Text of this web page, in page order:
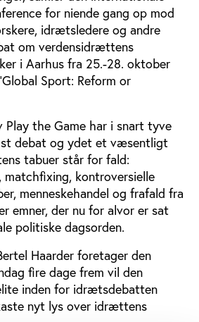
for niende gang op mod
idrætsledere og andre
om verdensidrættens
i Aarhus fra 25.-28. oktober
Sport: Reform or
Play the Game har i snart tyve
debat og ydet et væsentligt
tabuer står for fald:
matchfixing, kontroversielle
menneskehandel og frafald fra
emner, der nu for alvor er sat
politiske dagsorden.
Haarder foretager den
fire dage frem vil den
inden for idrætsdebatten
nyt lys over idrættens